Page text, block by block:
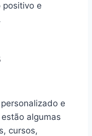
positivo e
e
algumas
cursos,